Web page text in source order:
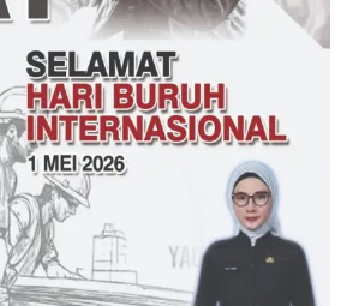
dan inovasi saat menjabat Kabag,
Polres Tanggamus.
dengan bekal pengalaman saudara
dapat menyesuaikan diri dengan situasi
baru,” ucapnya.